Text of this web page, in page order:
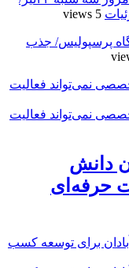
5 views
پرسپولیس/ جذب
دانش
حرفه‌ای